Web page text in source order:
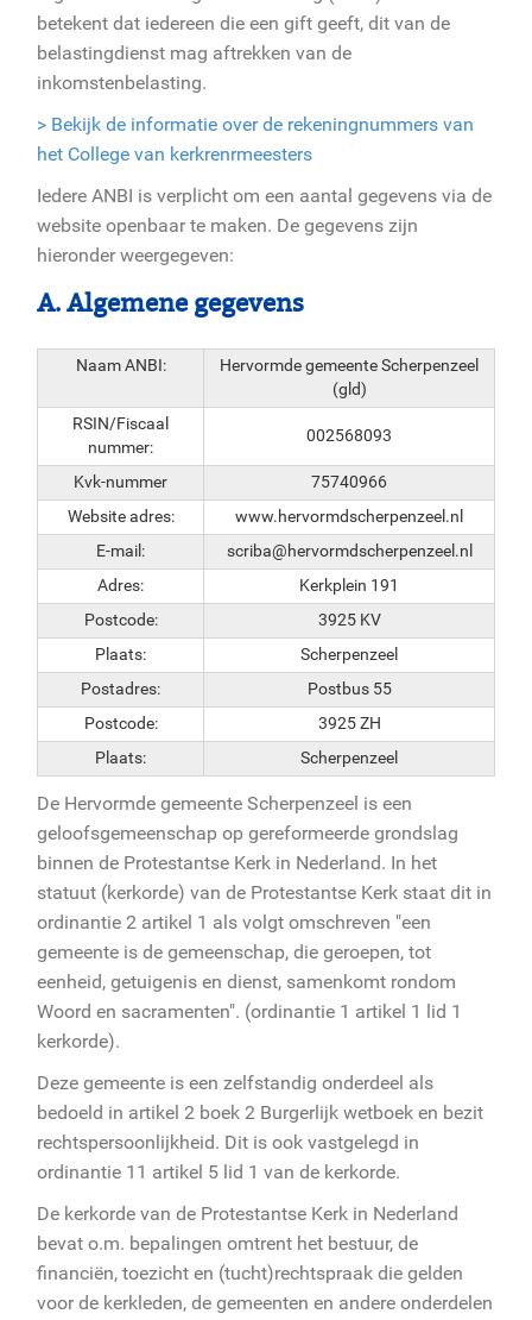
betekent dat iedereen die een gift geeft, dit van de
belastingdienst mag aftrekken van de
inkomstenbelasting.
> Bekijk de informatie over de rekeningnummers van
het College van kerkrenrmeesters
Iedere ANBI is verplicht om een aantal gegevens via de
website openbaar te maken. De gegevens zijn
hieronder weergegeven:
A. Algemene gegevens
Naam ANBI:
Hervormde gemeente Scherpenzeel
(gld)
RSIN/Fiscaal
nummer:
002568093
Kvk-nummer
75740966
Website adres:
www.hervormdscherpenzeel.nl
E-mail:
scriba@hervormdscherpenzeel.nl
Adres:
Kerkplein 191
Postcode:
3925 KV
Plaats:
Scherpenzeel
Postadres:
Postbus 55
Postcode:
3925 ZH
Plaats:
Scherpenzeel
De Hervormde gemeente Scherpenzeel is een
geloofsgemeenschap op gereformeerde grondslag
binnen de Protestantse Kerk in Nederland. In het
statuut (kerkorde) van de Protestantse Kerk staat dit in
ordinantie 2 artikel 1 als volgt omschreven "een
gemeente is de gemeenschap, die geroepen, tot
eenheid, getuigenis en dienst, samenkomt rondom
Woord en sacramenten". (ordinantie 1 artikel 1 lid 1
kerkorde).
Deze gemeente is een zelfstandig onderdeel als
bedoeld in artikel 2 boek 2 Burgerlijk wetboek en bezit
rechtspersoonlijkheid. Dit is ook vastgelegd in
ordinantie 11 artikel 5 lid 1 van de kerkorde.
De kerkorde van de Protestantse Kerk in Nederland
bevat o.m. bepalingen omtrent het bestuur, de
financiën, toezicht en (tucht)rechtspraak die gelden
voor de kerkleden, de gemeenten en andere onderdelen